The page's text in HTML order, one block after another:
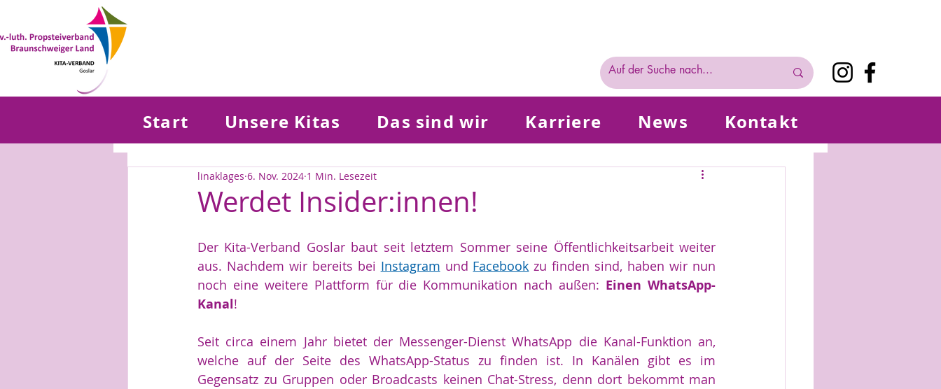
Start Unsere Kitas Das sind wir Karriere News Kontakt
All Posts Region Goslar Region Bad Gandersheim Region Langelsheim Region Liebenburg
Region Bad Grund Verwaltung
Werdet Insider:innen!
linaklages 6. Nov. 2024 1 Min. Lesezeit
Der Kita-Verband Goslar baut seit letztem Sommer seine Öffentlichkeitsarbeit weiter
aus. Nachdem wir bereits bei Instagram und Facebook zu finden sind, haben wir nun
noch eine weitere Plattform für die Kommunikation nach außen: Einen WhatsApp-
Kanal!
Seit circa einem Jahr bietet der Messenger-Dienst WhatsApp die Kanal-Funktion an,
welche auf der Seite des WhatsApp-Status zu finden ist. In Kanälen gibt es im
Gegensatz zu Gruppen oder Broadcasts keinen Chat-Stress, denn dort bekommt man